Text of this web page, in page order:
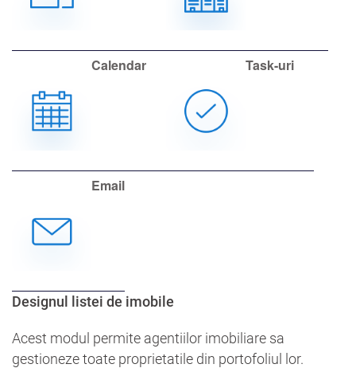
Calendar Task-uri
Email
Designul listei de imobile
Acest modul permite agentiilor imobiliare sa
gestioneze toate proprietatile din portofoliul lor.